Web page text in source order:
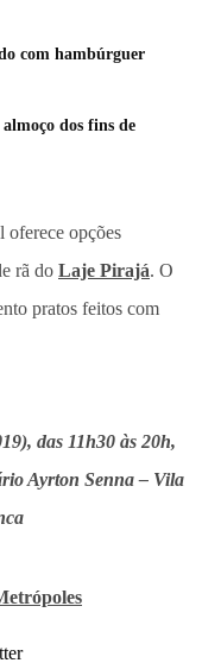
com hambúrguer
dos fins de
oferece opções
rã do Laje Pirajá. O
pratos feitos com
das 11h30 às 20h,
Ayrton Senna – Vila